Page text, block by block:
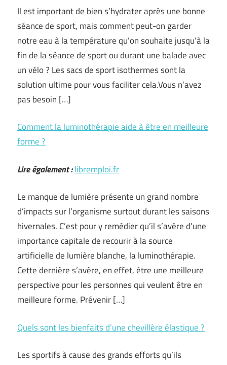
Il est important de bien s’hydrater après une bonne
séance de sport, mais comment peut-on garder
notre eau à la température qu’on souhaite jusqu’à la
fin de la séance de sport ou durant une balade avec
un vélo ? Les sacs de sport isothermes sont la
solution ultime pour vous faciliter cela.Vous n’avez
pas besoin […]
Comment la luminothérapie aide à être en meilleure
forme ?
Lire également :libremploi.fr
Le manque de lumière présente un grand nombre
d’impacts sur l’organisme surtout durant les saisons
hivernales. C’est pour y remédier qu’il s’avère d’une
importance capitale de recourir à la source
artificielle de lumière blanche, la luminothérapie.
Cette dernière s’avère, en effet, être une meilleure
perspective pour les personnes qui veulent être en
meilleure forme. Prévenir […]
Quels sont les bienfaits d’une chevillère élastique ?
Les sportifs à cause des grands efforts qu’ils